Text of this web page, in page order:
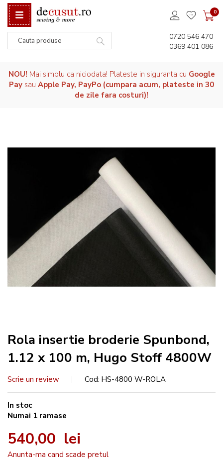
0
0720 546 470
0369 401 086
NOU! Mai simplu ca niciodata! Plateste in siguranta cu Google
Pay sau Apple Pay, PayPo (cumpara acum, plateste in 30
de zile fara costuri)!
Rola insertie broderie Spunbond,
1.12 x 100 m, Hugo Stoff 4800W
Scrie un review Cod HS-4800 W-ROLA
In stoc
Numai 1 ramase
540,00 lei
Anunta-ma cand scade pretul